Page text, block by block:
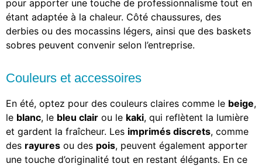
pour apporter une touche de professionnalisme tout en
étant adaptée à la chaleur. Côté chaussures, des
derbies ou des mocassins légers, ainsi que des baskets
sobres peuvent convenir selon l’entreprise.
Couleurs et accessoires
En été, optez pour des couleurs claires comme le beige,
le blanc, le bleu clair ou le kaki, qui reflètent la lumière
et gardent la fraîcheur. Les imprimés discrets, comme
des rayures ou des pois, peuvent également apporter
une touche d’originalité tout en restant élégants. En ce